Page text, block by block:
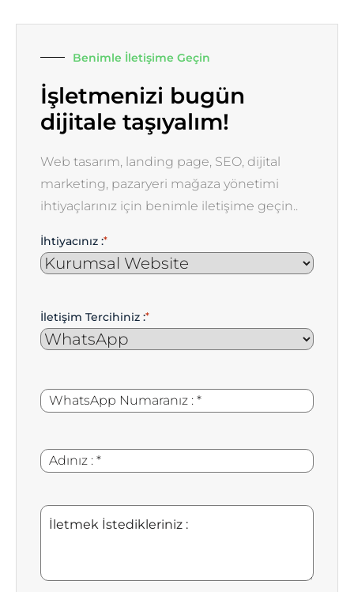
Benimle İletişime Geçin
İşletmenizi bugün
dijitale taşıyalım!
Web tasarım, landing page, SEO, dijital
marketing, pazaryeri mağaza yönetimi
ihtiyaçlarınız için benimle iletişime geçin..
İhtiyacınız :*
İletişim Tercihiniz :*
WhatsApp
Numaranız
*
Adınız
:
*
İletmek
İstedikleriniz